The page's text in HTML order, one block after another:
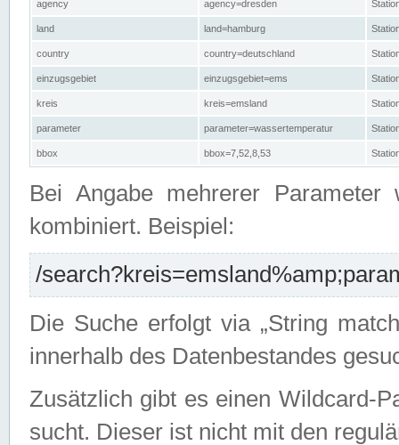
agency agency=dresden
land land=hamburg
country country=deutschland
einzugsgebiet einzugsgebiet=ems
kreis kreis=emsland
parameter parameter=wassertemperatur
bbox bbox=7,52,8,53
Bei Angabe mehrerer Parameter
kombiniert. Beispiel:
/
Die Suche erfolgt via „String
innerhalb des Datenbestandes
Zusätzlich gibt es einen Wildcard-
sucht. Dieser ist nicht mit den